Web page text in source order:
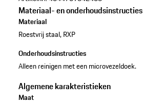
Materiaal- en onderhoudsinstructies
Materiaal
Roestvrij staal, RXP
Onderhoudsinstructies
Alleen reinigen met een microvezeldoek.
Algemene karakteristieken
Maat